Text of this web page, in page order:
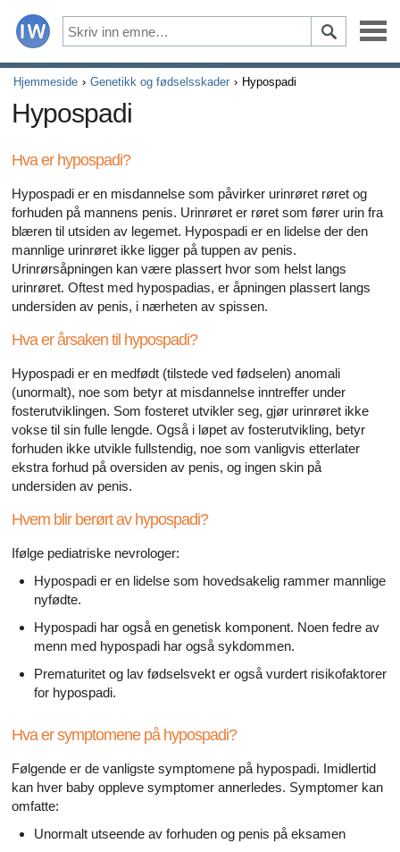
Sykdommer
Symptomer
Legemidler og kosttilskudd
Sunn livsstil
Alle artikler om hvordan hjertet ditt påvirker din
Alle artikler om depresjon og erektil dysfunksjon
Alle artikler om relasjoner og erektil dysfunksjon
Alle artikler om diabetes og erektil dysfunksjon
Alle artikler om seksuelt overførbare sykdommer (SOS)
Alle artikler om seksuell helse
Alle artikler om diabetes og det endokrine systemet
Alle artikler om Alzheimers sykdom
Hjemmeside Genetikk og fødselsskader Hypospadi
Hypospadi
Hva er hypospadi?
Hypospadi er en misdannelse som påvirker urinrøret røret og
forhuden på mannens penis. Urinrøret er røret som fører urin fra
blæren til utsiden av legemet. Hypospadi er en lidelse der den
mannlige urinrøret ikke ligger på tuppen av penis.
Urinrørsåpningen kan være plassert hvor som helst langs
urinrøret. Oftest med hypospadias, er åpningen plassert langs
undersiden av penis, i nærheten av spissen.
Hva er årsaken til hypospadi?
Hypospadi er en medfødt (tilstede ved fødselen) anomali
(unormalt), noe som betyr at misdannelse inntreffer under
fosterutviklingen. Som fosteret utvikler seg, gjør urinrøret ikke
vokse til sin fulle lengde. Også i løpet av fosterutvikling, betyr
forhuden ikke utvikle fullstendig, noe som vanligvis etterlater
ekstra forhud på oversiden av penis, og ingen skin på
undersiden av penis.
Hvem blir berørt av hypospadi?
Ifølge pediatriske nevrologer:
Hypospadi er en lidelse som hovedsakelig rammer mannlige
nyfødte.
Hypospadi har også en genetisk komponent. Noen fedre av
menn med hypospadi har også sykdommen.
Prematuritet og lav fødselsvekt er også vurdert risikofaktorer
for hypospadi.
Hva er symptomene på hypospadi?
Følgende er de vanligste symptomene på hypospadi. Imidlertid
kan hver baby oppleve symptomer annerledes. Symptomer kan
omfatte:
Unormalt utseende av forhuden og penis på eksamen